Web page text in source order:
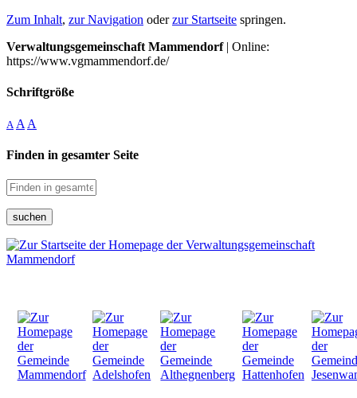
Zum Inhalt, zur Navigation oderzur Startseite springen.
Verwaltungsgemeinschaft Mammendorf| Online:
https://www.vgmammendorf.de/
Schriftgröße
A A A
Finden in gesamter Seite
suchen